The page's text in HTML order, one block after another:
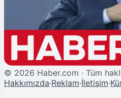
© 2026 Haber.com · Tüm
Hakkımızda·Reklam·İletişim·